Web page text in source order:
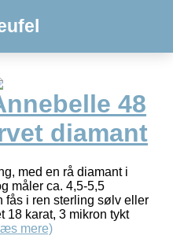
48
diamant
med en rå diamant i
måler ca. 4,5-5,5
fås i ren sterling sølv eller
18 karat, 3 mikron tykt
mere)